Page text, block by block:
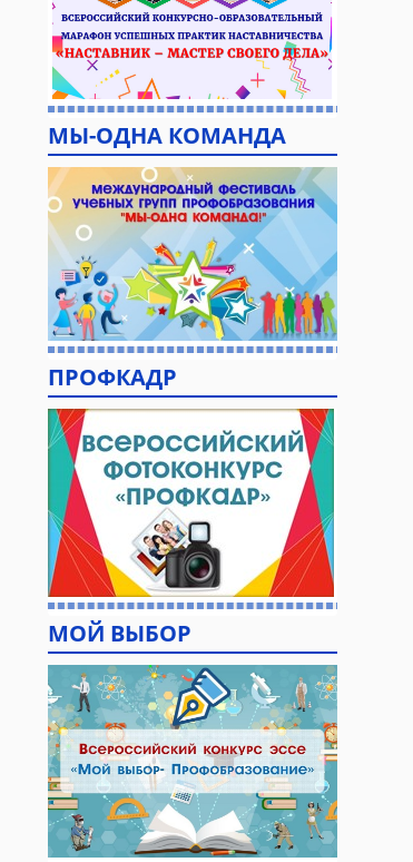
МЫ-ОДНА КОМАНДА
ПРОФКАДР
МОЙ ВЫБОР